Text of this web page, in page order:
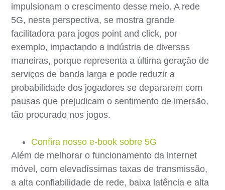
impulsionam o crescimento desse meio. A rede
5G, nesta perspectiva, se mostra grande
facilitadora para jogos point and click, por
exemplo, impactando a indústria de diversas
maneiras, porque representa a última geração de
serviços de banda larga e pode reduzir a
probabilidade dos jogadores se depararem com
pausas que prejudicam o sentimento de imersão,
tão procurado nos jogos.
Confira nosso e-book sobre 5G
Além de melhorar o funcionamento da internet
móvel, com elevadíssimas taxas de transmissão,
a alta confiabilidade de rede, baixa latência e alta